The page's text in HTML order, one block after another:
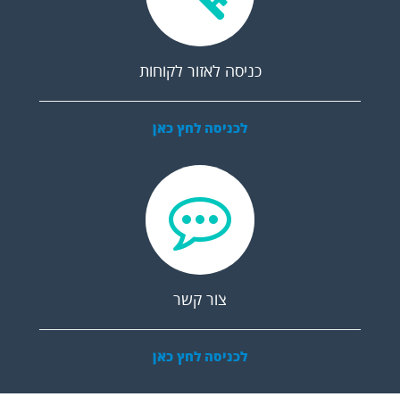
כניסה לאזור לקוחות
לכניסה לחץ כאן
צור קשר
לכניסה לחץ כאן